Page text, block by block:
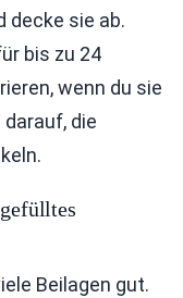
decke sie ab.
bis zu 24
wenn du sie
die
Beilagen gut.